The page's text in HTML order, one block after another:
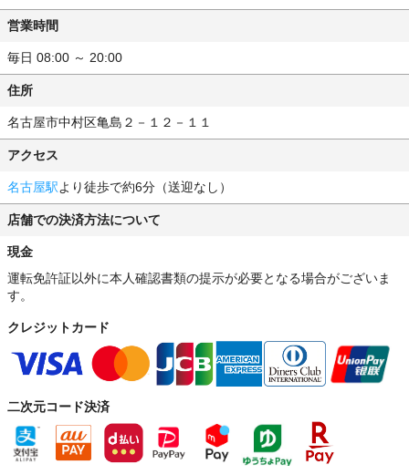
営業時間
毎日 08:00 ～ 20:00
住所
名古屋市中村区亀島２－１２－１１
アクセス
名古屋駅より徒歩で約6分（送迎なし）
店舗での決済方法について
現金
運転免許証以外に本人確認書類の提示が必要となる場合がございま
す。
クレジットカード
二次元コード決済